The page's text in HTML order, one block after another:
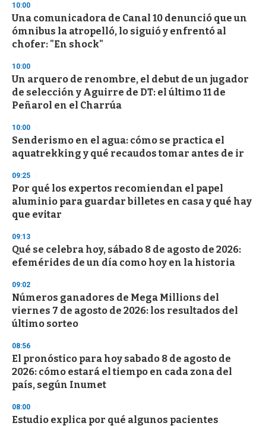
d
s
o
f
3
s
e
c
o
n
10:00
Una comunicadora de Canal 10 denunció que un
ómnibus la atropelló, lo siguió y enfrentó al
chofer: "En shock"
10:00
Un arquero de renombre, el debut de un jugador
de selección y Aguirre de DT: el último 11 de
Peñarol en el Charrúa
10:00
Senderismo en el agua: cómo se practica el
aquatrekking y qué recaudos tomar antes de ir
09:25
Por qué los expertos recomiendan el papel
aluminio para guardar billetes en casa y qué hay
que evitar
09:13
Qué se celebra hoy, sábado 8 de agosto de 2026:
efemérides de un día como hoy en la historia
09:02
Números ganadores de Mega Millions del
viernes 7 de agosto de 2026: los resultados del
último sorteo
08:56
El pronóstico para hoy sabado 8 de agosto de
2026: cómo estará el tiempo en cada zona del
país, según Inumet
08:00
Estudio explica por qué algunos pacientes